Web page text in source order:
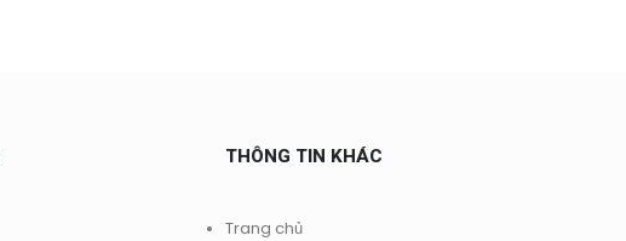
THÔNG TIN KHÁC
Trang chủ